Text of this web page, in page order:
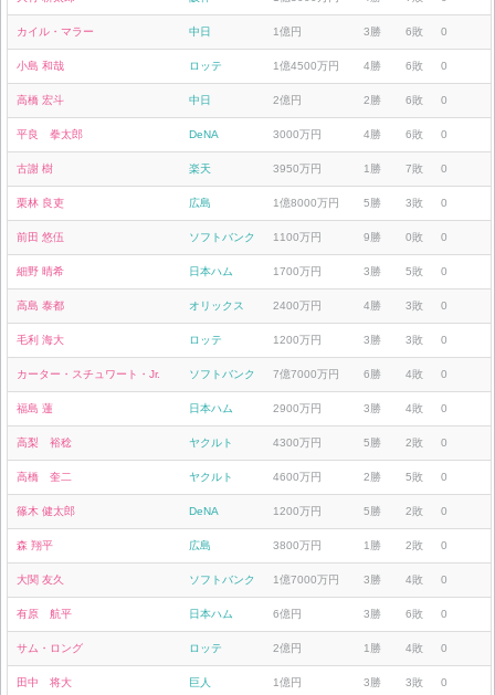
カイル・マラー 中日 1億円 3勝 6敗 0
小島 和哉 ロッテ 1億4500万円 4勝 6敗 0
高橋 宏斗 中日 2億円 2勝 6敗 0
平良 拳太郎 DeNA 3000万円 4勝 6敗 0
古謝 樹 楽天 3950万円 1勝 7敗 0
栗林 良吏 広島 1億8000万円 5勝 3敗 0
前田 悠伍 ソフトバンク 1100万円 9勝 0敗 0
細野 晴希 日本ハム 1700万円 3勝 5敗 0
高島 泰都 オリックス 2400万円 4勝 3敗 0
毛利 海大 ロッテ 1200万円 3勝 3敗 0
カーター・スチュワート・Jr. ソフトバンク 7億7000万円 6勝 4敗 0
福島 蓮 日本ハム 2900万円 3勝 4敗 0
高梨 裕稔 ヤクルト 4300万円 5勝 2敗 0
高橋 奎二 ヤクルト 4600万円 2勝 5敗 0
篠木 健太郎 DeNA 1200万円 5勝 2敗 0
森 翔平 広島 3800万円 1勝 2敗 0
大関 友久 ソフトバンク 1億7000万円 3勝 4敗 0
有原 航平 日本ハム 6億円 3勝 6敗 0
サム・ロング ロッテ 2億円 1勝 4敗 0
田中 将大 巨人 1億円 3勝 3敗 0